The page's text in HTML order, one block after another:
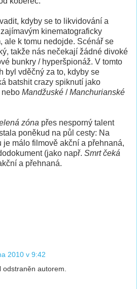
kdyby se to likvidování a
kinematograficky
ale k tomu nedojde. Scénář se
takže nás nečekají žádné divoké
bunkry / hyperšpionáž. V tomto
byl vděčný za to, kdyby se
batshit crazy spiknutí jako
nebo Mandžuské /Manchurianské
zóna přes nesporný talent
poněkud na půl cesty: Na
málo filmově akční a přehnaná,
(jako např. Smrt čeká
a přehnaná.
2010 v 9:42
autorem.